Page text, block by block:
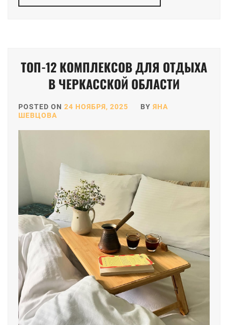
ТОП-12 КОМПЛЕКСОВ ДЛЯ ОТДЫХА
В ЧЕРКАССКОЙ ОБЛАСТИ
POSTED ON 24 НОЯБРЯ, 2025 BY ЯНА
ШЕВЦОВА